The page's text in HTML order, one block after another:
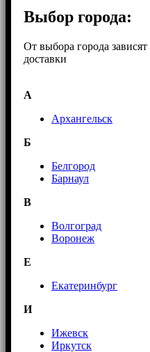
Выбор города:
От выбора города
доставки
А
Архангельск
Б
Белгород
Барнаул
В
Волгоград
Воронеж
E
Екатеринбург
И
Ижевск
Иркутск